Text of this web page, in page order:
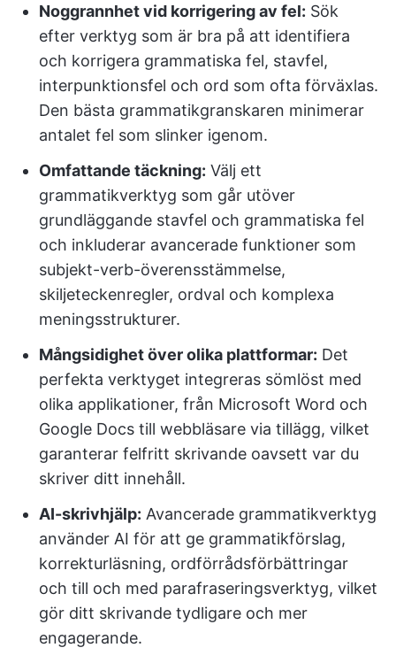
Noggrannhet vid korrigering av fel: Sök
efter verktyg som är bra på att identifiera
och korrigera grammatiska fel, stavfel,
interpunktionsfel och ord som ofta förväxlas.
Den bästa grammatikgranskaren minimerar
antalet fel som slinker igenom.
Omfattande täckning: Välj ett
grammatikverktyg som går utöver
grundläggande stavfel och grammatiska fel
och inkluderar avancerade funktioner som
subjekt-verb-överensstämmelse,
skiljeteckenregler, ordval och komplexa
meningsstrukturer.
Mångsidighet över olika plattformar: Det
perfekta verktyget integreras sömlöst med
olika applikationer, från Microsoft Word och
Google Docs till webbläsare via tillägg, vilket
garanterar felfritt skrivande oavsett var du
skriver ditt innehåll.
AI-skrivhjälp: Avancerade grammatikverktyg
använder AI för att ge grammatikförslag,
korrekturläsning, ordförrådsförbättringar
och till och med parafraseringsverktyg, vilket
gör ditt skrivande tydligare och mer
engagerande.